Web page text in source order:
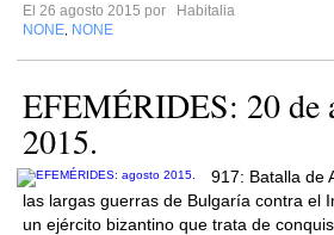
El 26 agosto 2015 por
Habitalia
NONE NONE
EFEMÉRIDES: 20 de
2015.
917: Batalla de
las largas guerras de Bulgaría contra el
un ejército bizantino que trata de